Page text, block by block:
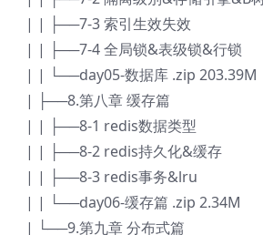
| | ├──7-3 索引生效失效
| | ├──7-4 全局锁&表级锁&行锁
| | └──day05-数据库 .zip 203.39M
| ├──8.第八章 缓存篇
| | ├──8-1 redis数据类型
| | ├──8-2 redis持久化&缓存
| | ├──8-3 redis事务&lru
| | └──day06-缓存篇 .zip 2.34M
| └──9.第九章 分布式篇